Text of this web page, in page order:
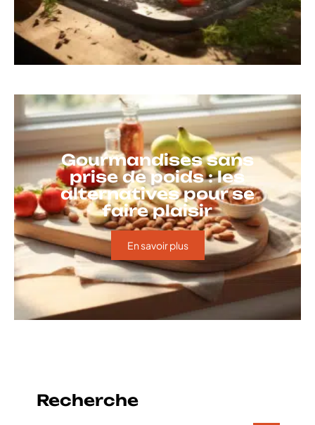
Gourmandises sans
prise de poids : les
alternatives pour se
faire plaisir
En savoir plus
Recherche